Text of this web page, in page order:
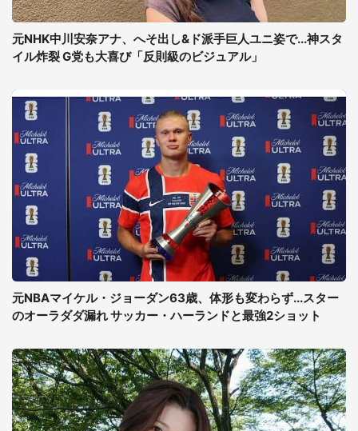
元NHK中川安奈アナ、へそ出し&ド派手巨人ユニ姿で...神スタ
イル炸裂 G党も大喜び「反則級のビジュアル」
元NBAマイケル・ジョーダン63歳、体形も変わらず...スター
のオーラダダ漏れ サッカー・ハーランドと最強2ショット